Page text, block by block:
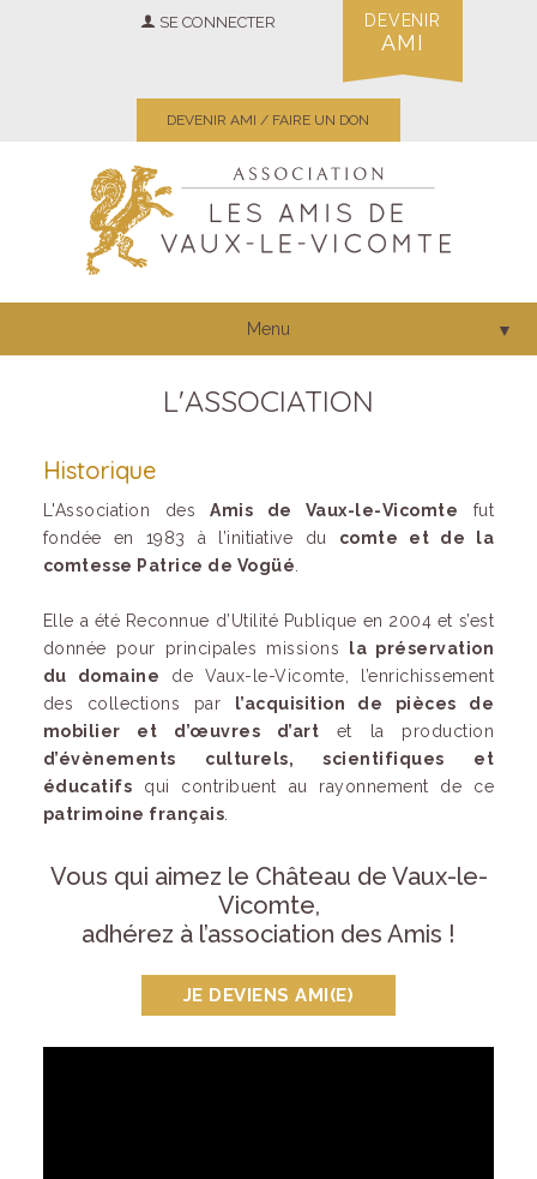
SE CONNECTER DEVENIR
AMI
DEVENIR AMI / FAIRE UN DON
Menu ▼
L'ASSOCIATION
Historique
L'Association desAmis de Vaux-le-Vicomte fut
fondée en 1983 à l’initiative du comte et de la
comtesse Patrice de Vogüé
Elle a été Reconnue d’Utilité Publique en 2004 et s’est
donnée pour principales missions
la préservation
du domaine de Vaux-le-Vicomte, l’enrichissement
des collections par
l’acquisition de pièces de
mobilier et d’œuvres d’art et la production
d’évènements culturels, scientifiques et
éducatifs qui contribuent au rayonnement de ce
patrimoine français
Vous qui aimez le Château de Vaux-le-
Vicomte,
adhérez à l’association des Amis !
JE DEVIENS AMI(E)